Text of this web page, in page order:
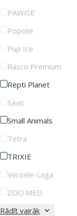
PAWISE
Popote
Pup Ice
Rasco Premium
Repti Planet
Savic
Small Animals
Tetra
TRIXIE
Versele-Laga
ZOO MED
Rādīt vairāk